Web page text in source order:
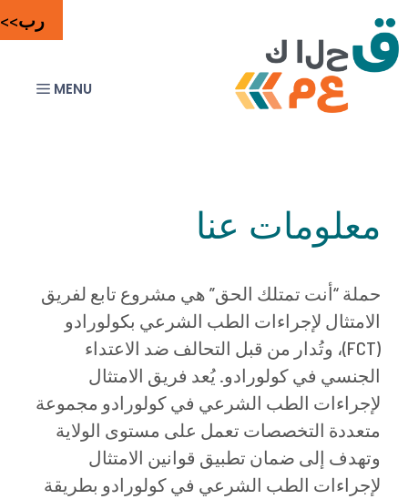
القائمة
رب >>>
معلومات عنا
حملة “أنت تمتلك الحق” هي مشروع تابع لفريق
الامتثال لإجراءات الطب الشرعي بكولورادو
(FCT)، وتُدار من قبل التحالف ضد الاعتداء
الجنسي في كولورادو. يُعد فريق الامتثال
لإجراءات الطب الشرعي في كولورادو مجموعة
متعددة التخصصات تعمل على مستوى الولاية
وتهدف إلى ضمان تطبيق قوانين الامتثال
لإجراءات الطب الشرعي في كولورادو بطريقة